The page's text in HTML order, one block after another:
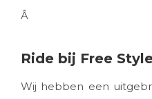
Â
Ride bij Free
Wij hebben een